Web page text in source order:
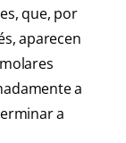
que, por
aparecen
a
a